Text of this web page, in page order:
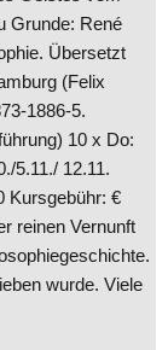
Grunde: René
Übersetzt
(Felix
1886-5.
10 x Do:
5.11./ 12.11.
Kursgebühr: €
reinen Vernunft
wurde. Viele